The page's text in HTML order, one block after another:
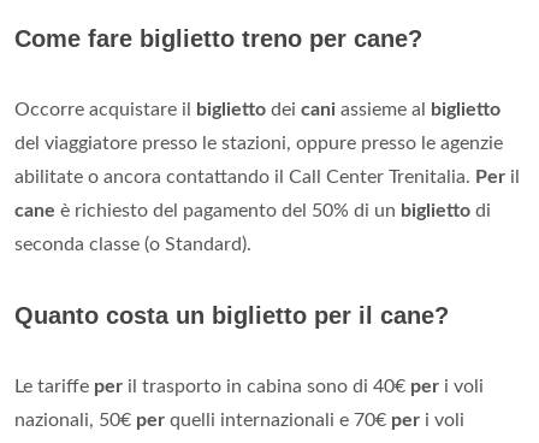
Come fare biglietto treno per cane?
Occorre acquistare il biglietto dei cani assieme al
biglietto
del viaggiatore presso le stazioni, oppure presso le agenzie
abilitate o ancora contattando il Call Center Trenitalia. Per il
cane è richiesto del pagamento del 50% di un biglietto di
seconda classe (o Standard).
Quanto costa un biglietto per il cane?
Le tariffe per il trasporto in cabina sono di 40€ per i voli
nazionali, 50€ per quelli internazionali e 70€ per i voli